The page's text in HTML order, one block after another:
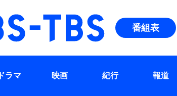
番組表
ドラマ 映画 紀行 報道